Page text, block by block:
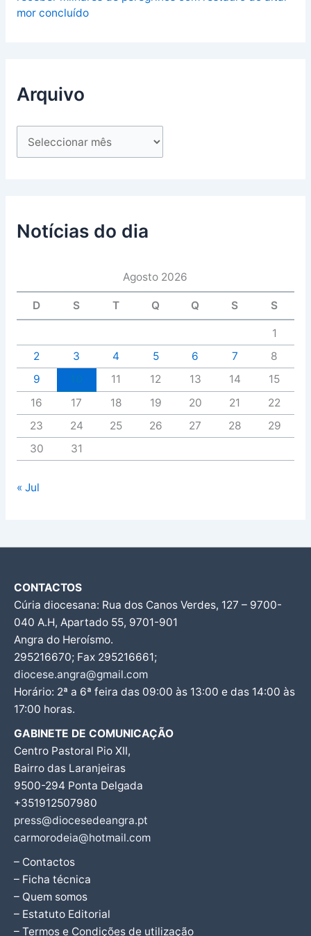
mor concluído
Arquivo
Notícias do dia
Agosto 2026
D S T Q Q S S
1
2
3 4 5 6 7
8
9
11 12 13 14
15
16
17 18 19 20 21
22
23
24 25 26 27 28
29
30
31
« Jul
CONTACTOS
Cúria diocesana: Rua dos Canos Verdes, 127 – 9700-
040 A.H, Apartado 55, 9701-901
Angra do Heroísmo.
295216670; Fax 295216661;
diocese.angra@gmail.com
Horário: 2ª a 6ª feira das 09:00 às 13:00 e das 14:00 às
17:00 horas.
GABINETE DE COMUNICAÇÃO
Centro Pastoral Pio XII,
Bairro das Laranjeiras
9500-294 Ponta Delgada
+351912507980
press@diocesedeangra.pt
carmorodeia@hotmail.com
– Contactos
– Ficha técnica
– Quem somos
– Estatuto Editorial
– Termos e Condições de utilização